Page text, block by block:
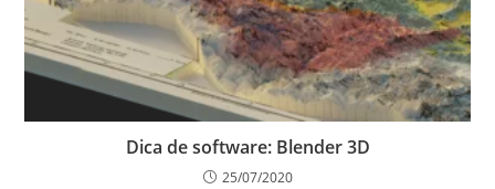
Dica de software: Blender 3D
25/07/2020